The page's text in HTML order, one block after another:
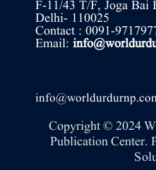
F-11/43 T/F, Joga Bai
Delhi- 110025
Contact : 0091-
Email:
Copyright © 2024
Publication Center.